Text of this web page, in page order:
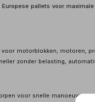
pallets voor
voor motorblokken, motoren,
zonder belasting,
voor snelle manoeuvres